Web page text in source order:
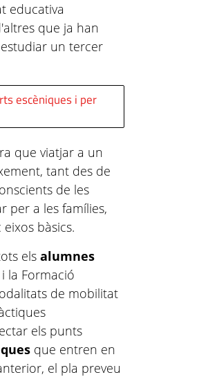
educativa
que ja han
un tercer
escèniques i per
que viatjar a un
tant des de
de les
per a les famílies,
bàsics.
elsalumnes
la Formació
de mobilitat
els punts
que entren en
el pla preveu